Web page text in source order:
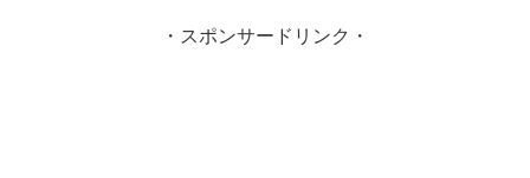
・スポンサードリンク・